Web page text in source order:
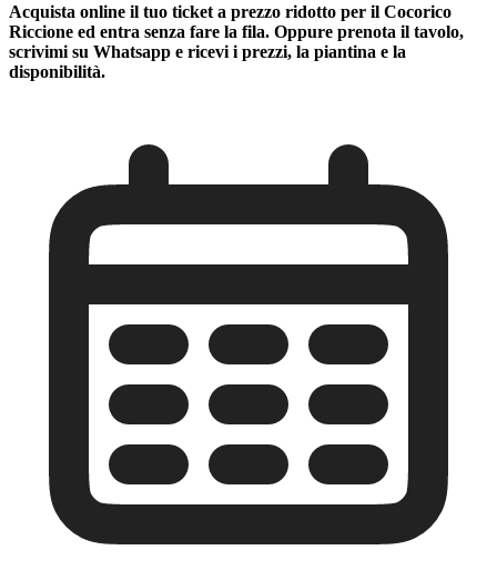
Acquista online il tuo ticket a prezzo ridotto per il Cocorico
Riccione ed entra senza fare la fila. Oppure prenota il tavolo,
scrivimi su Whatsapp e ricevi i prezzi, la piantina e la
disponibilità.